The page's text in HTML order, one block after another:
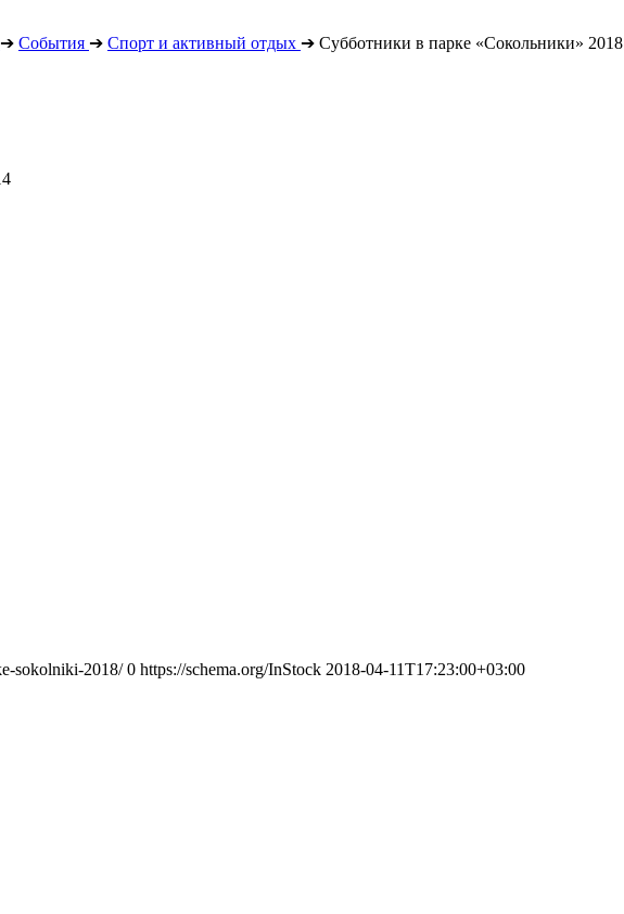
➔ События ➔ Спорт и активный отдых ➔ Субботники в парке «Сокольники» 2018
sokolniki-2018/ 0 https://schema.org/InStock 2018-04-11T17:23:00+03:00